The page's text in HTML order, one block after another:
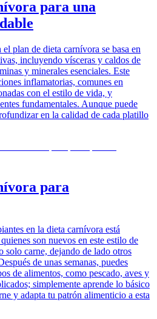
para una
plan de dieta carnívora se basa en
incluyendo vísceras y caldos de
y minerales esenciales. Este
inflamatorias, comunes en
con el estilo de vida, y
fundamentales. Aunque puede
en la calidad de cada platillo
para
en la dieta carnívora está
son nuevos en este estilo de
solo carne, dejando de lado otros
de unas semanas, puedes
de alimentos, como pescado, aves y
simplemente aprende lo básico
y adapta tu patrón alimenticio a esta